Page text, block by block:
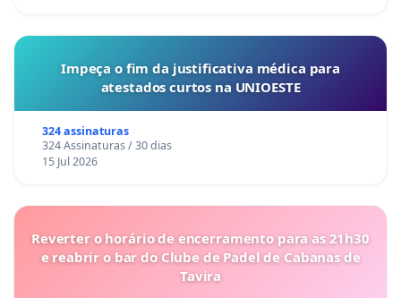
Impeça o fim da justificativa médica para
atestados curtos na UNIOESTE
324 assinaturas
324 Assinaturas / 30 dias
15 Jul 2026
Reverter o horário de encerramento para as 21h30
e reabrir o bar do Clube de Padel de Cabanas de
Tavira